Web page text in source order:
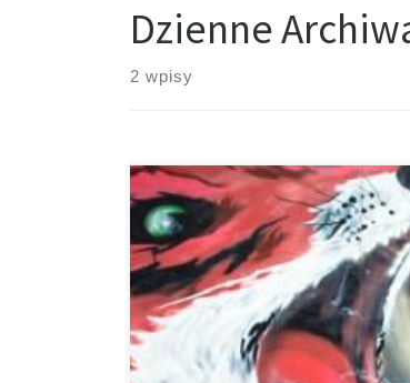
Dzienne
2 wpisy
Cannabis najczęściej działa
mogą wystąpić działania niepożądane.
lęku czy paranoja i psychoza są
zachorowania na schizofrenię?